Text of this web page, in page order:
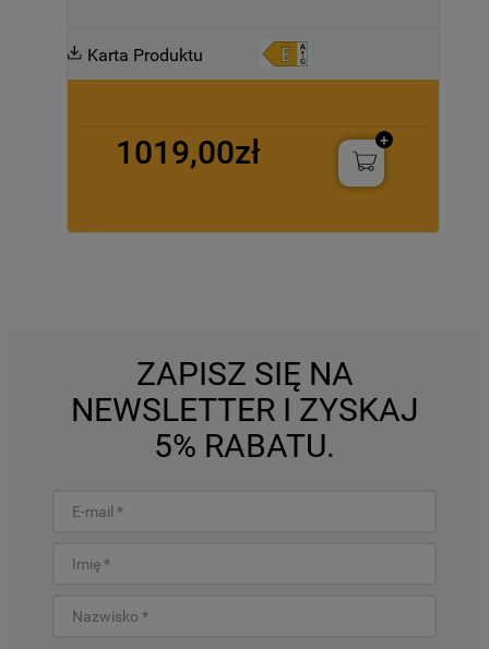
Karta Produktu
1019,00zł
ZAPISZ SIĘ NA
NEWSLETTER I ZYSKAJ
5% RABATU.